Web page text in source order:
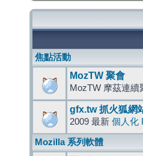
焦點活動
MozTW 聚會
MozTW 摩茲連
gfx.tw 抓火狐網
2009 最新 個人化
Mozilla 系列軟體